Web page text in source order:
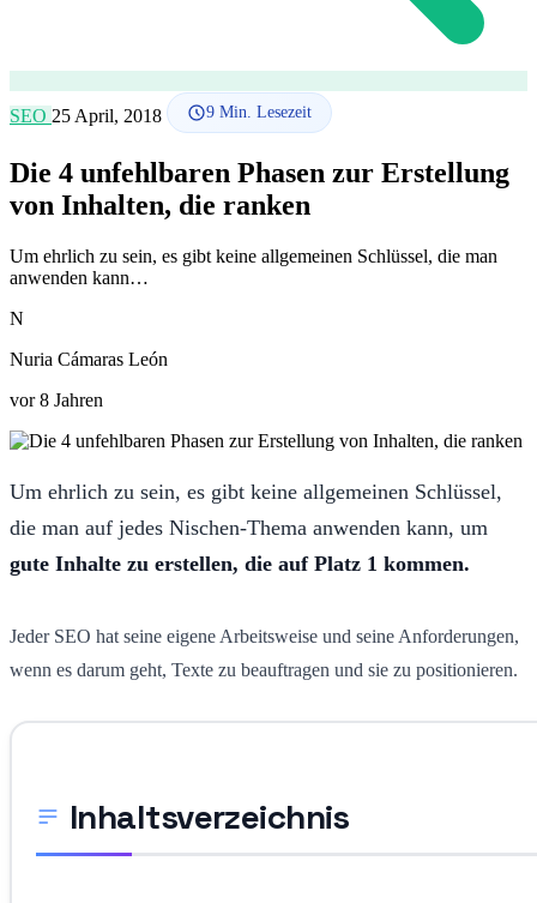
SEO 25 April, 2018 9 Min. Lesezeit
Die 4 unfehlbaren Phasen zur Erstellung
von Inhalten, die ranken
Um ehrlich zu sein, es gibt keine allgemeinen Schlüssel, die man
anwenden kann…
N
Nuria Cámaras León
vor 8 Jahren
Um ehrlich zu sein, es gibt keine allgemeinen Schlüssel,
die man auf jedes Nischen-Thema anwenden kann, um
gute Inhalte zu erstellen, die auf Platz 1 kommen.
Jeder SEO hat seine eigene Arbeitsweise und seine Anforderungen,
wenn es darum geht, Texte zu beauftragen und sie zu positionieren.
Inhaltsverzeichnis